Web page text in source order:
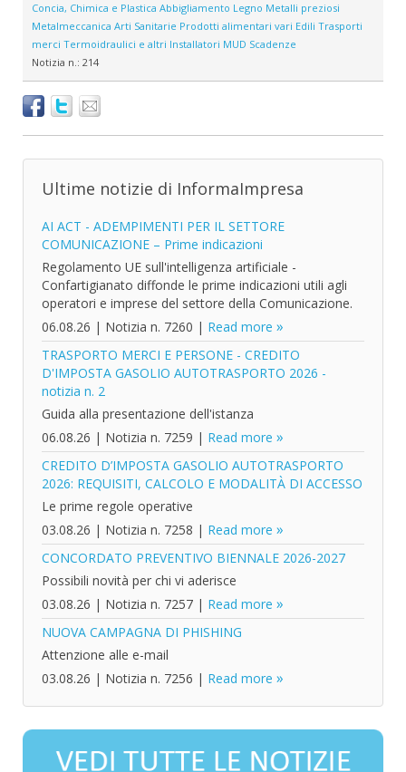
Concia, Chimica e Plastica Abbigliamento Legno Metalli preziosi
Metalmeccanica Arti Sanitarie Prodotti alimentari vari Edili Trasporti
merci Termoidraulici e altri Installatori MUD Scadenze
Notizia n.: 214
Ultime notizie di InformaImpresa
AI ACT - ADEMPIMENTI PER IL SETTORE
COMUNICAZIONE – Prime indicazioni
Regolamento UE sull'intelligenza artificiale -
Confartigianato diffonde le prime indicazioni utili agli
operatori e imprese del settore della Comunicazione.
06.08.26 | Notizia n. 7260 | Read more
TRASPORTO MERCI E PERSONE - CREDITO
D'IMPOSTA GASOLIO AUTOTRASPORTO 2026 -
notizia n. 2
Guida alla presentazione dell'istanza
06.08.26 | Notizia n. 7259 | Read more
CREDITO D’IMPOSTA GASOLIO AUTOTRASPORTO
2026: REQUISITI, CALCOLO E MODALITÀ DI ACCESSO
Le prime regole operative
03.08.26 | Notizia n. 7258 | Read more
CONCORDATO PREVENTIVO BIENNALE 2026-2027
Possibili novità per chi vi aderisce
03.08.26 | Notizia n. 7257 | Read more
NUOVA CAMPAGNA DI PHISHING
Attenzione alle e-mail
03.08.26 | Notizia n. 7256 | Read more